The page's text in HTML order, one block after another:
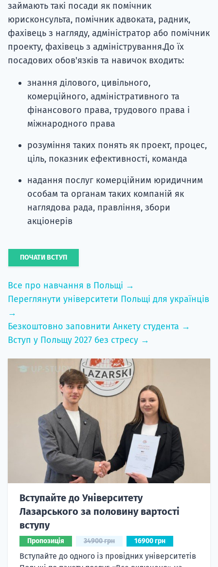
займають такі посади як помічник
юрисконсульта, помічник адвоката, радник,
фахівець з нагляду, адміністратор або помічник
проекту, фахівець з адміністрування.До їх
посадових обов'язків та навичок входить:
знання ділового, цивільного,
комерційного, адміністративного та
фінансового права, трудового права і
міжнародного права
розуміння таких понять як проект, процес,
ціль, показник ефективності, команда
надання послуг комерційним юридичним
особам та органам таких компаній як
наглядова рада, правління, збори
акціонерів
ПОЧАТИ ВСТУП
Все про навчання в Польщі →
Переглянути університети Польщі для українців
→
Безкоштовно заповнити Анкету студента →
Вступ у Польщу 2027 без стресу →
Вступайте до Університету
Лазарського за половину вартості
вступу
Пропозиція 34900 грн 16900 грн
Вступайте до одного із провідних університетів